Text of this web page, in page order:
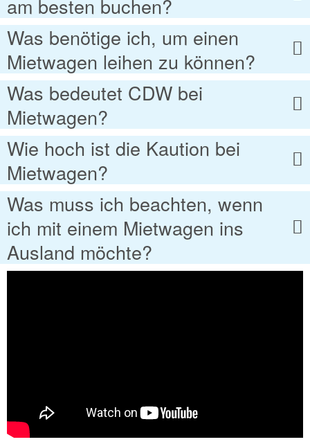
am besten buchen?
Was benötige ich, um einen
Mietwagen leihen zu können?
Was bedeutet CDW bei
Mietwagen?
Wie hoch ist die Kaution bei
Mietwagen?
Was muss ich beachten, wenn
ich mit einem Mietwagen ins
Ausland möchte?